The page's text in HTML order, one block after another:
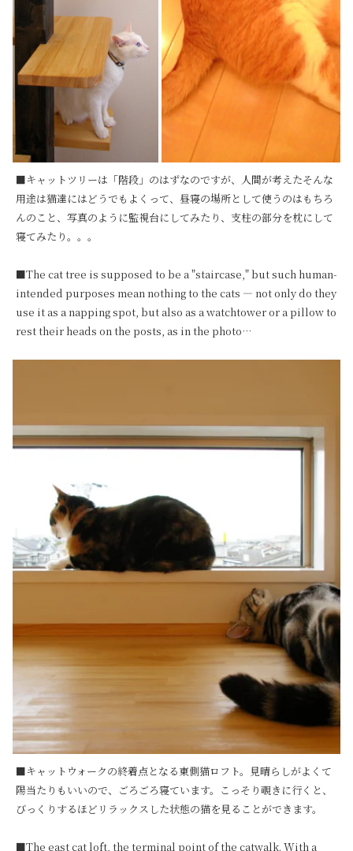
■キャットツリーは「階段」のはずなのですが、人間が考えたそんな
用途は猫達にはどうでもよくって、昼寝の場所として使うのはもちろ
んのこと、写真のように監視台にしてみたり、支柱の部分を枕にして
寝てみたり。。。
■The cat tree is supposed to be a "staircase," but such human-
intended purposes mean nothing to the cats — not only do they
use it as a napping spot, but also as a watchtower or a pillow to
rest their heads on the posts, as in the photo…
■キャットウォークの終着点となる東側猫ロフト。見晴らしがよくて
陽当たりもいいので、ごろごろ寝ています。こっそり覗きに行くと、
びっくりするほどリラックスした状態の猫を見ることができます。
■The east cat loft, the terminal point of the catwalk. With a